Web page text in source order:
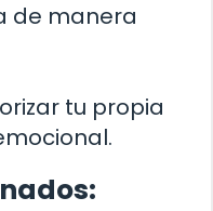
de manera
tu propia